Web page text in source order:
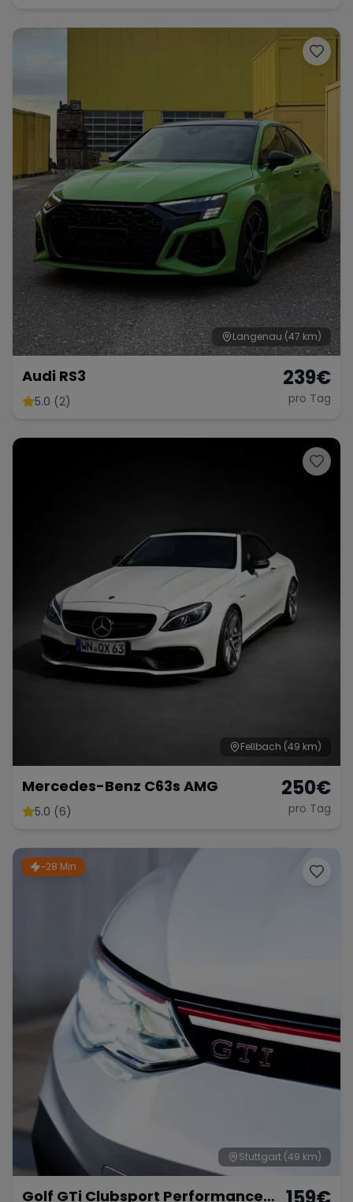
Langenau (47 km)
Audi RS3
5.0 (2)
239€
pro Tag
Fellbach (49 km)
Mercedes-Benz C63s AMG
5.0 (6)
250€
pro Tag
~28 Min
Stuttgart (49 km)
Golf GTi Clubsport Performance